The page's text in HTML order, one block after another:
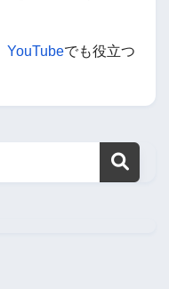
YouTubeでも役立つ